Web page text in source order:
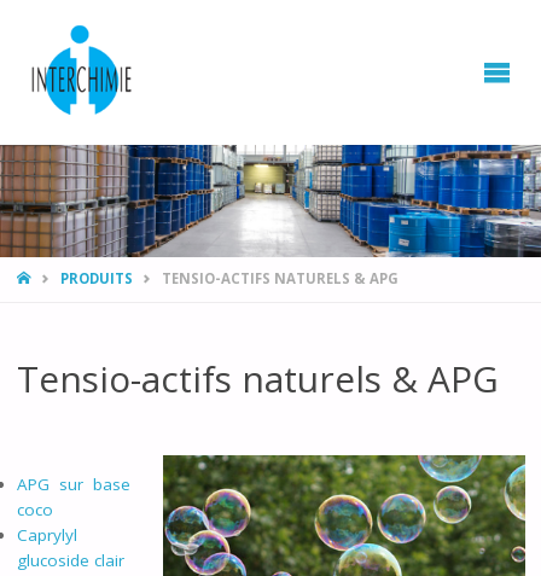
HOMEPRODUITS TENSIO-ACTIFS NATURELS & APG
Tensio-actifs naturels & APG
APG sur base
coco
Caprylyl
glucoside clair